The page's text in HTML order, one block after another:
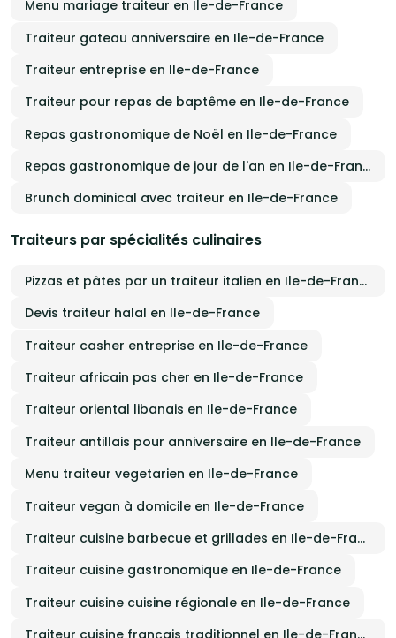
Menu mariage traiteur en Ile-de-France
Traiteur gateau anniversaire en Ile-de-France
Traiteur entreprise en Ile-de-France
Traiteur pour repas de baptême en Ile-de-France
Repas gastronomique de Noël en Ile-de-France
Repas gastronomique de jour de l'an en Ile-de-France
Brunch dominical avec traiteur en Ile-de-France
Traiteurs par spécialités culinaires
Pizzas et pâtes par un traiteur italien en Ile-de-France
Devis traiteur halal en Ile-de-France
Traiteur casher entreprise en Ile-de-France
Traiteur africain pas cher en Ile-de-France
Traiteur oriental libanais en Ile-de-France
Traiteur antillais pour anniversaire en Ile-de-France
Menu traiteur vegetarien en Ile-de-France
Traiteur vegan à domicile en Ile-de-France
Traiteur cuisine barbecue et grillades en Ile-de-France
Traiteur cuisine gastronomique en Ile-de-France
Traiteur cuisine cuisine régionale en Ile-de-France